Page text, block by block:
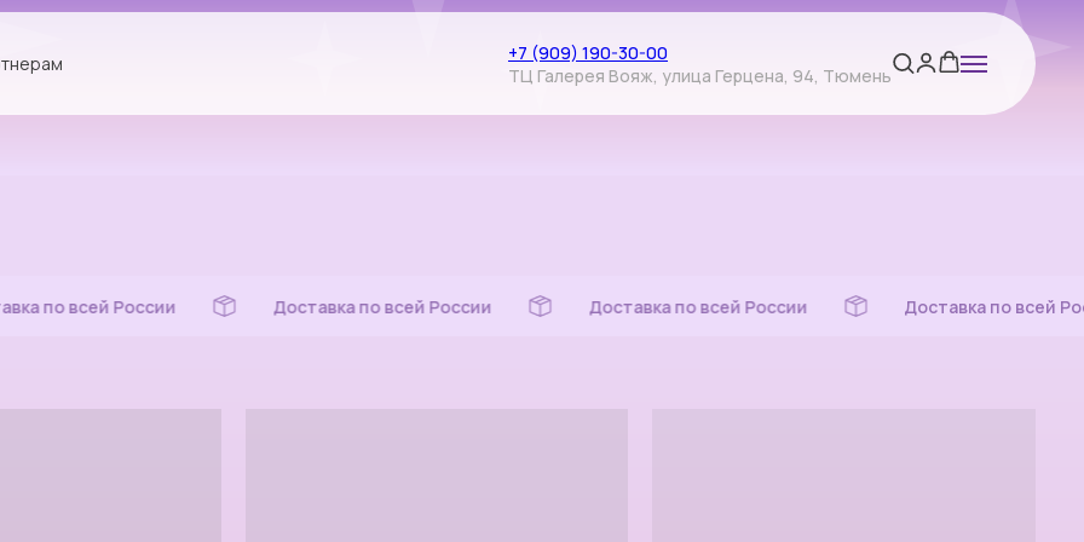
+7 (909) 190-30-00
ТЦ Галерея Вояж, улица Герцена, 94, Тюмень
Доставка по всей России Доставка по всей России Доставка по всей России